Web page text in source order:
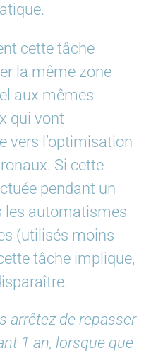
cette tâche
la même zone
aux mêmes
qui vont
vers l’optimisation
Si cette
pendant un
les automatismes
(utilisés moins
tâche implique,
arrêtez de repasser
1 an, lorsque que